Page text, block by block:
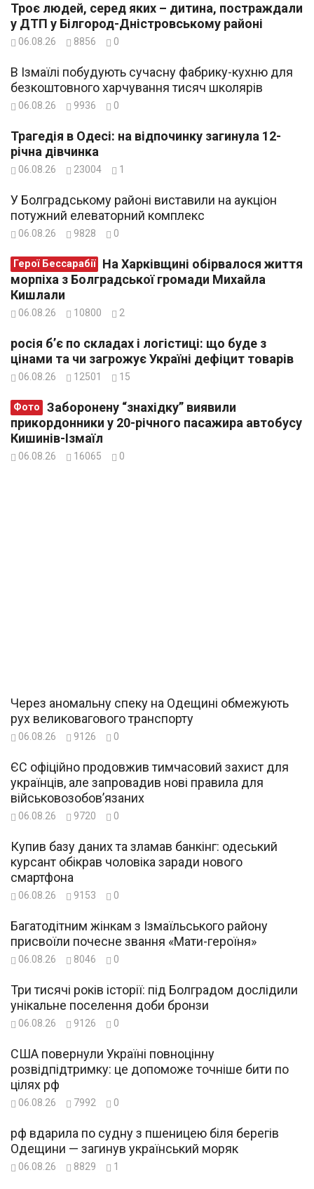
Троє людей, серед яких – дитина, постраждали
у ДТП у Білгород-Дністровському районі
06.08.26 8856 0
В Ізмаїлі побудують сучасну фабрику-кухню для
безкоштовного харчування тисяч школярів
06.08.26 9936 0
Трагедія в Одесі: на відпочинку загинула 12-
річна дівчинка
06.08.26 23004 1
У Болградському районі виставили на аукціон
потужний елеваторний комплекс
06.08.26 9828 0
Герої Бессарабії
морпіха з Болградської громади Михайла
Кишлали
06.08.26 10800 2
росія б’є по складах і логістиці: що буде з
цінами та чи загрожує Україні дефіцит товарів
06.08.26 12501 15
Фото
прикордонники у 20-річного пасажира автобусу
Кишинів-Ізмаїл
06.08.26 16065 0
Через аномальну спеку на Одещині обмежують
рух великовагового транспорту
06.08.26 9126 0
ЄС офіційно продовжив тимчасовий захист для
українців, але запровадив нові правила для
військовозобов’язаних
06.08.26 9720 0
Купив базу даних та зламав банкінг: одеський
курсант обікрав чоловіка заради нового
смартфона
06.08.26 9153 0
Багатодітним жінкам з Ізмаїльського району
присвоїли почесне звання «Мати-героїня»
06.08.26 8046 0
Три тисячі років історії: під Болградом дослідили
унікальне поселення доби бронзи
06.08.26 9126 0
США повернули Україні повноцінну
розвідпідтримку: це допоможе точніше бити по
цілях рф
06.08.26 7992 0
рф вдарила по судну з пшеницею біля берегів
Одещини — загинув український моряк
06.08.26 8829 1